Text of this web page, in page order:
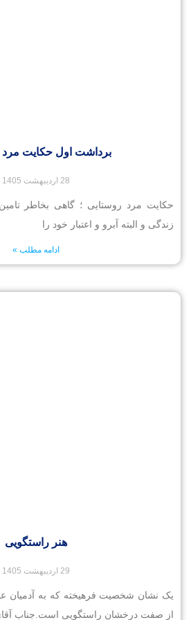
برداشت اول حکایت مرد
28 اردیبهشت 1405
حکایت مرد روستایی ؛ گاهی بخاطر
زندگی و البته آبرو و اعتبار خود را
ادامه مطلب »
هنر راستگویی
29 اردیبهشت 1405
یک نشان شخصیت فرهیخته که به آدمیان
از صفت درخشان راستگویی است.جناب